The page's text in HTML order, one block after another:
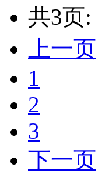
共3页:
上一页
1
2
3
下一页